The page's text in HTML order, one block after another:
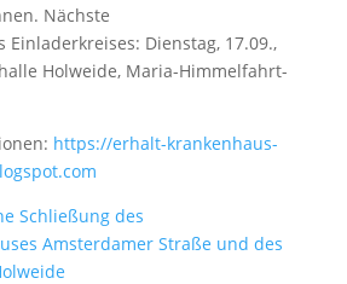
Nächste
Einladerkreises: Dienstag, 17.09.,
Holweide, Maria-Himmelfahrt-
https://erhalt-krankenhaus-
Schließung des
Amsterdamer Straße und des